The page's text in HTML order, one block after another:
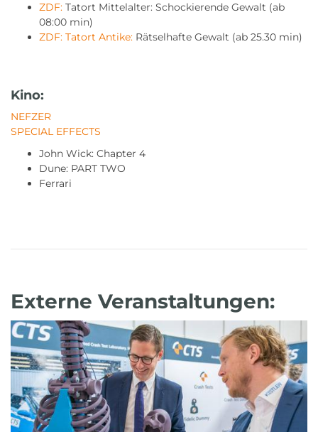
ZDF: Tatort Mittelalter: Schockierende Gewalt (ab
08:00 min)
ZDF: Tatort Antike: Rätselhafte Gewalt (ab 25.30 min)
Kino:
NEFZER
SPECIAL EFFECTS
John Wick: Chapter 4
Dune: PART TWO
Ferrari
Externe Veranstaltungen: